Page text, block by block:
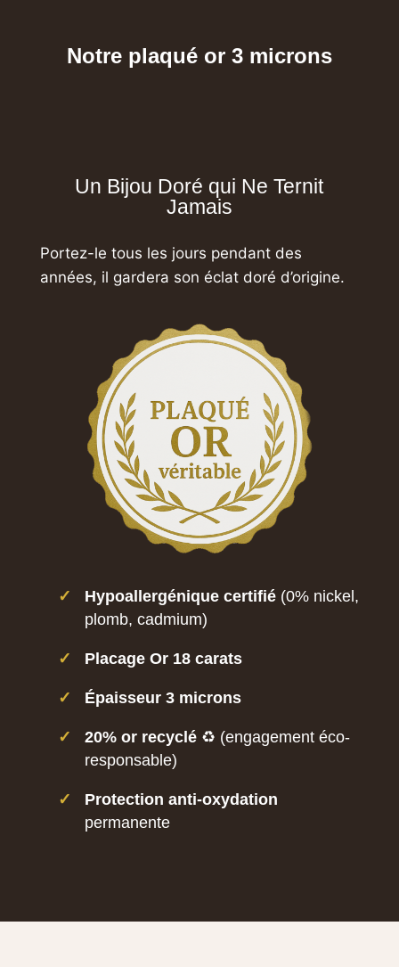
Notre plaqué or 3 microns
Un Bijou Doré qui Ne Ternit
Jamais
Portez-le tous les jours pendant des
années, il gardera son éclat doré d’origine.
✓ Hypoallergénique certifié(0% nickel,
plomb, cadmium)
✓ Placage Or 18 carats
✓ Épaisseur 3 microns
✓ 20% or recyclé♻️ (engagement éco-
responsable)
✓
Protection anti-oxydation
permanente